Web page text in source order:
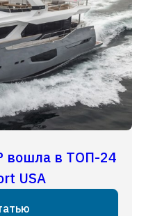
вошла в ТОП-24
USA